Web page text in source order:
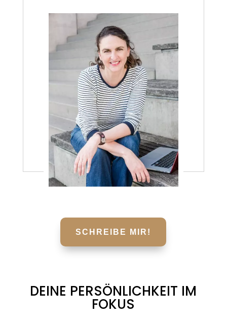
SCHREIBE MIR!
DEINE PERSÖNLICHKEIT IM
FOKUS